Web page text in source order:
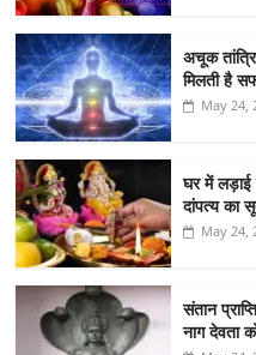
अचूक
मिलती है
May 24,
घर में
दांपत्य का
May 24,
संतान
नाग देवता